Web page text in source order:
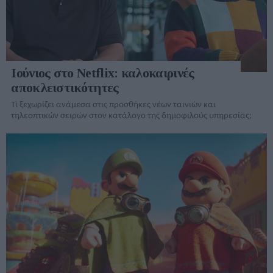
Ιούνιος στο Netflix: καλοκαιρινές
αποκλειστικότητες
Τί ξεχωρίζει ανάμεσα στις προσθήκες νέων ταινιών και
τηλεοπτικών σειρών στον κατάλογo της δημοφιλούς υπηρεσίας;